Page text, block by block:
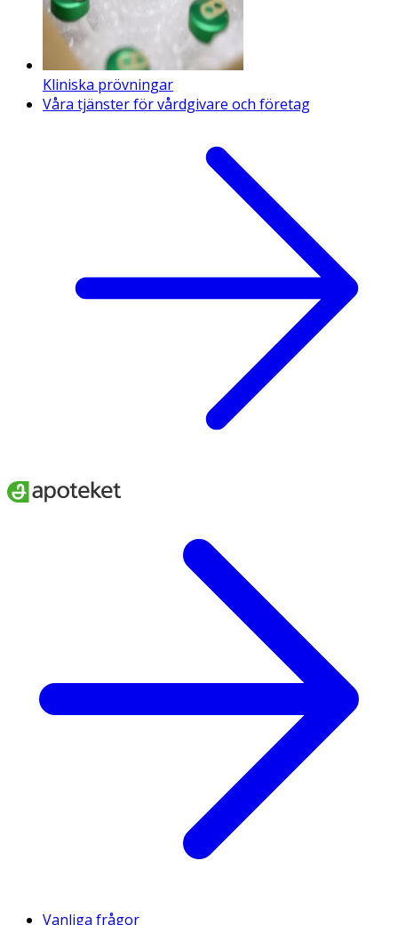
Kliniska prövningar
Våra tjänster för vårdgivare och företag
Vanliga frågor